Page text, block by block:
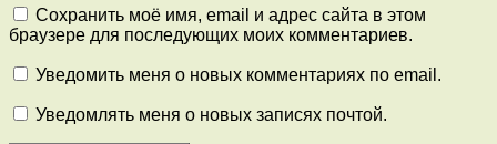
Сохранить моё имя, email и адрес сайта в этом
браузере для последующих моих комментариев.
Уведомить меня о новых комментариях по email.
Уведомлять меня о новых записях почтой.